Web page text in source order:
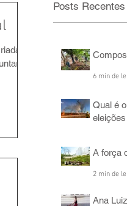
o
6 min de
Qual é
A força
2 min de
Ana
Posts Recentes